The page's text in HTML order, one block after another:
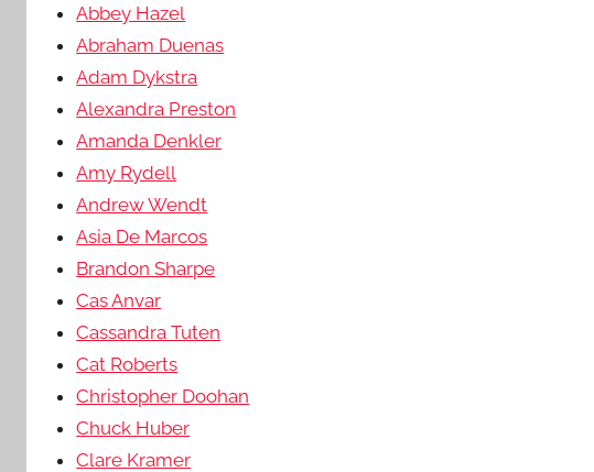
Abbey Hazel
Abraham Duenas
Adam Dykstra
Alexandra Preston
Amanda Denkler
Amy Rydell
Andrew Wendt
Asia De Marcos
Brandon Sharpe
Cas Anvar
Cassandra Tuten
Cat Roberts
Christopher Doohan
Chuck Huber
Clare Kramer